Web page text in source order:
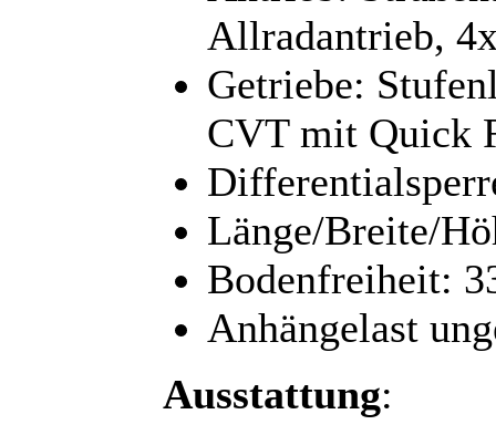
Allradantrieb,
Getriebe:
CVT mit Quick
Länge/Breite/
Bodenfreiheit:
Anhängelast
Ausstattung: